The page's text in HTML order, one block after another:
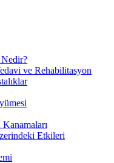
Nedir?
ve Rehabilitasyon
Etkileri